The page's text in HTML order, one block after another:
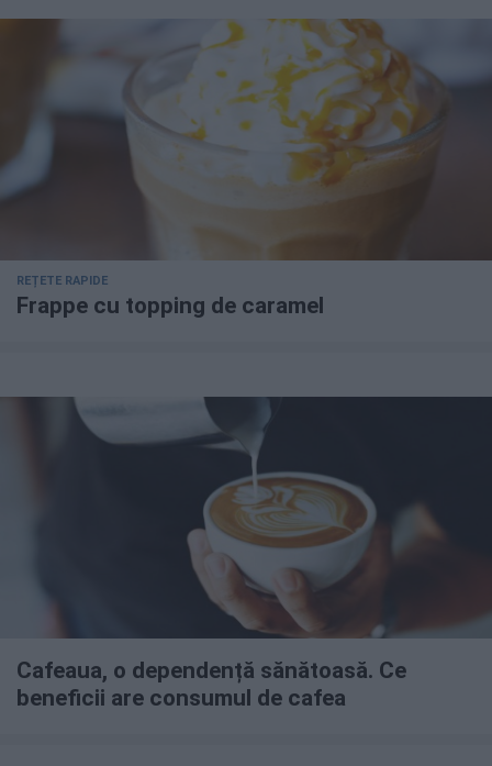
REȚETE RAPIDE
Frappe cu topping de caramel
Cafeaua, o dependență sănătoasă. Ce
beneficii are consumul de cafea